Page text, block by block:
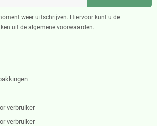
weer uitschrijven. Hiervoor kunt u de
uit de algemene voorwaarden.
verbruiker
verbruiker